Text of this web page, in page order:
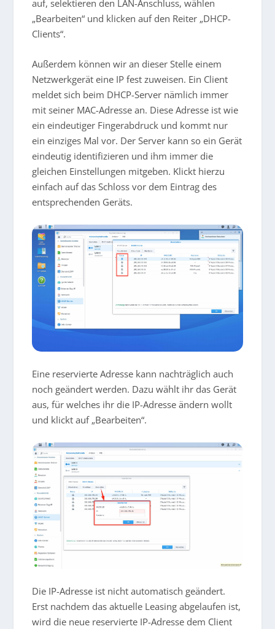
auf, selektieren den LAN-Anschluss, wählen
„Bearbeiten“ und klicken auf den Reiter „DHCP-
Clients“.
Außerdem können wir an dieser Stelle einem
Netzwerkgerät eine IP fest zuweisen. Ein Client
meldet sich beim DHCP-Server nämlich immer
mit seiner MAC-Adresse an. Diese Adresse ist wie
ein eindeutiger Fingerabdruck und kommt nur
ein einziges Mal vor. Der Server kann so ein Gerät
eindeutig identifizieren und ihm immer die
gleichen Einstellungen mitgeben. Klickt hierzu
einfach auf das Schloss vor dem Eintrag des
entsprechenden Geräts.
Eine reservierte Adresse kann nachträglich auch
noch geändert werden. Dazu wählt ihr das Gerät
aus, für welches ihr die IP-Adresse ändern wollt
und klickt auf „Bearbeiten“.
Die IP-Adresse ist nicht automatisch geändert.
Erst nachdem das aktuelle Leasing abgelaufen ist,
wird die neue reservierte IP-Adresse dem Client